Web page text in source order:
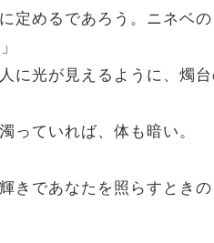
定めるであろう。ニネベの
に光が見えるように、燭
っていれば、体も暗い。
きであなたを照らすときの